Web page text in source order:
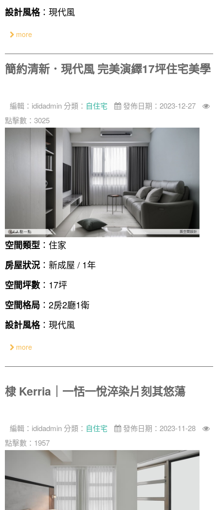
設計風格：現代風
more
簡約清新．現代風 完美演繹17坪住宅美學
編輯： ididadmin 分類： 自住宅
發佈日期：2023-12-27
點擊數：3025
空間類型 ：住家
房屋狀況 ：新成屋 / 1年
空間坪數 ：17坪
空間格局 ：2房2廳1衛
設計風格：現代風
more
棣 Kerria｜一恬一悅淬染片刻其悠蕩
編輯： ididadmin 分類： 自住宅
發佈日期：2023-11-28
點擊數：1957
找設計師
我要裝潢
裝潢計算機
裝潢進階計算機
裝潢圖紙免費健檢
類型
北歐
古典
鄉村
工業
奢華
日式
中式
美式
150萬以內
151萬~250萬
251萬以上
人氣推薦
桃園 新竹 竹北
台南 高雄
360環景體驗
你家我家 Podcast
虛擬線上裝潢
房屋仲介方案
室內設計師方案
傢俱建材商方案
一般屋主方案
裝潢輕鬆點
2房2聽 - 基本版
2房2廳 - 精裝版
3房2聽 - 基本版
3房2廳 - 精裝版
主題精選
設計知識+
國外案例
設計私房話
新北市
桃園市
新竹市
基隆市